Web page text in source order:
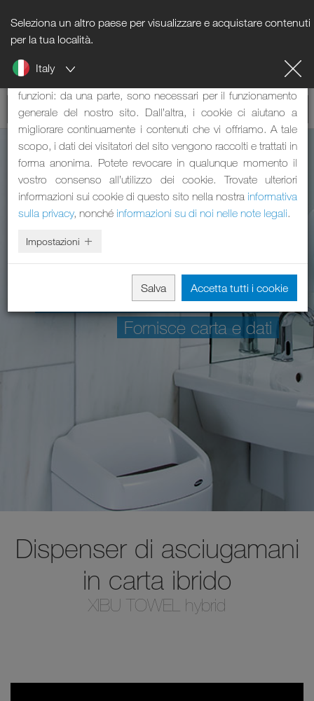
Seleziona un altro paese per visualizzare e acquistare contenuti
per la tua località.
Italy
asciugamani in
carta
Fornisce carta e dati
Dispenser di asciugamani
in carta ibrido
XIBU TOWEL hybrid
Nota sui cookie
Il nostro sito web utilizza dei cookie. Questi svolgono due
funzioni: da una parte, sono necessari per il funzionamento
generale del nostro sito. Dall’altra, i cookie ci aiutano a
migliorare continuamente i contenuti che vi offriamo. A tale
scopo, i dati dei visitatori del sito vengono raccolti e trattati in
forma anonima. Potete revocare in qualunque momento il
vostro consenso all’utilizzo dei cookie. Trovate ulteriori
informazioni sui cookie di questo sito nella nostra informativa
sulla privacy, nonché informazioni su di noi nelle note legali.
Impostazioni
Salva Accetta tutti i cookie